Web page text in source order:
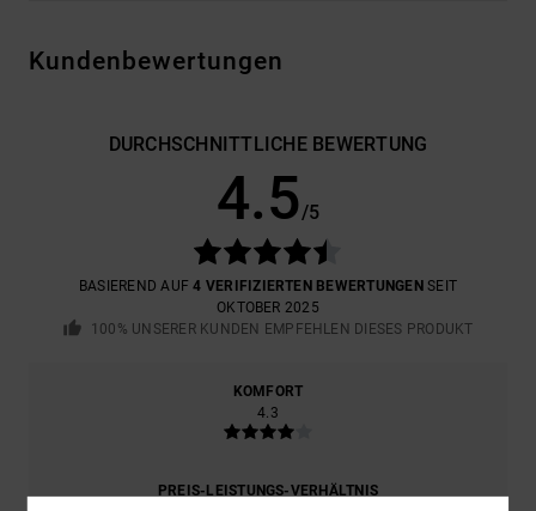
Kundenbewertungen
DURCHSCHNITTLICHE BEWERTUNG
4.5/5
BASIEREND AUF4 VERIFIZIERTEN BEWERTUNGEN SEIT
OKTOBER 2025
100% UNSERER KUNDEN EMPFEHLEN DIESES PRODUKT
KOMFORT
4.3
PREIS-LEISTUNGS-VERHÄLTNIS